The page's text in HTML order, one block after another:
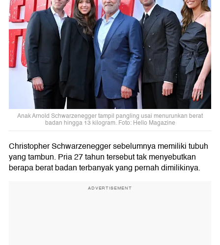
Anak Arnold Schwarzenegger tampil pangling usai menurunkan berat
badan hingga 13 kilogram. Foto: Hello Magazine
Christopher Schwarzenegger sebelumnya memiliki tubuh
yang tambun. Pria 27 tahun tersebut tak menyebutkan
berapa berat badan terbanyak yang pernah dimilikinya.
ADVERTISEMENT